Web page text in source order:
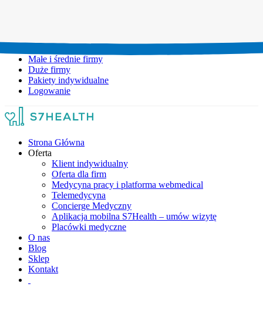
Małe i średnie firmy
Duże firmy
Pakiety indywidualne
Logowanie
Strona Główna
Oferta
Klient indywidualny
Oferta dla firm
Medycyna pracy i platforma webmedical
Telemedycyna
Concierge Medyczny
Aplikacja mobilna S7Health – umów wizytę
Placówki medyczne
O nas
Blog
Sklep
Kontakt